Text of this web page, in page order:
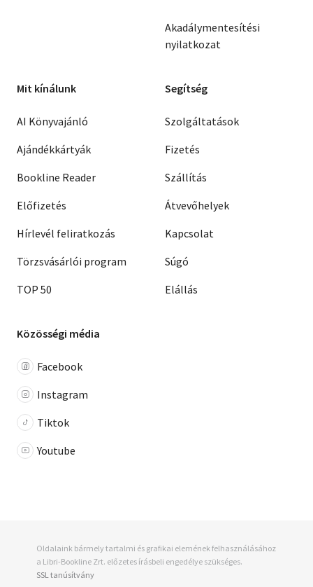
Akadálymentesítési
nyilatkozat
Mit kínálunk
AI Könyvajánló
Ajándékkártyák
Bookline Reader
Előfizetés
Hírlevél feliratkozás
Törzsvásárlói program
TOP 50
Segítség
Szolgáltatások
Fizetés
Szállítás
Átvevőhelyek
Kapcsolat
Súgó
Elállás
Közösségi média
Facebook
Instagram
Tiktok
Youtube
Oldalaink bármely tartalmi és grafikai elemének felhasználásához
a Libri-Bookline Zrt. előzetes írásbeli engedélye szükséges.
SSL tanúsítvány